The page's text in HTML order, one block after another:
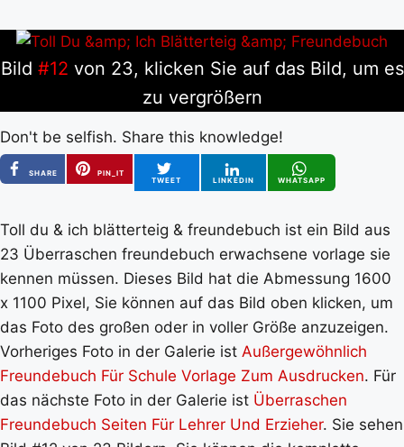
Bild #12 von 23, klicken Sie auf das Bild, um es
zu vergrößern
Don't be selfish. Share this knowledge!
SHARE
PIN_IT
TWEET
LINKEDIN WHATSAPP
Toll du & ich blätterteig & freundebuch ist ein Bild aus
23 Überraschen freundebuch erwachsene vorlage sie
kennen müssen. Dieses Bild hat die Abmessung 1600
x 1100 Pixel, Sie können auf das Bild oben klicken, um
das Foto des großen oder in voller Größe anzuzeigen.
Vorheriges Foto in der Galerie ist Außergewöhnlich
Freundebuch Für Schule Vorlage Zum Ausdrucken. Für
das nächste Foto in der Galerie ist Überraschen
Freundebuch Seiten Für Lehrer Und Erzieher. Sie sehen